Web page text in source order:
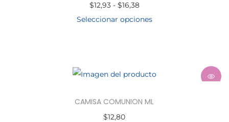
$12,93 - $16,38
Seleccionar opciones
CAMISA COMUNION ML
$12,80